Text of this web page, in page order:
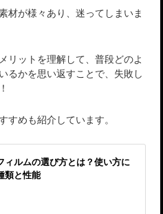
材が様々あり、迷ってしまいま
リットを理解して、普段どのよ
るかを思い返すことで、失敗し
めも紹介しています。
ィルムの選び方とは？使い方に
類と性能